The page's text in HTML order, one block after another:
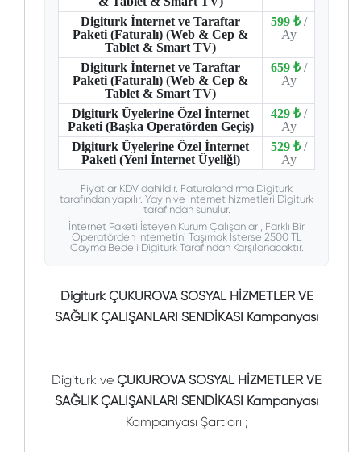
Digiturk İnternet ve Taraftar
Paketi (Faturalı) (Web & Cep &
Tablet & Smart TV)
599 ₺ /
Ay
Digiturk İnternet ve Taraftar
Paketi (Faturalı) (Web & Cep &
Tablet & Smart TV)
659 ₺ /
Ay
Digiturk Üyelerine Özel İnternet
Paketi (Başka Operatörden Geçiş)
429 ₺ /
Ay
Digiturk Üyelerine Özel İnternet
Paketi (Yeni İnternet Üyeliği)
529 ₺ /
Ay
Fiyatlar KDV dahildir. Faturalandırma Digiturk
tarafından yapılır. Yayın ve internet hizmetleri Digiturk
tarafından sunulur.
İnternet Paketi İsteyen Kurum Çalışanları, Farklı Bir
Operatörden İnternetini Taşımak İsterse 2500 TL
Cayma Bedeli Digiturk Tarafından Karşılanacaktır.
Digiturk ÇUKUROVA SOSYAL HİZMETLER VE
SAĞLIK ÇALIŞANLARI SENDİKASI Kampanyası
Digiturk ve ÇUKUROVA SOSYAL HİZMETLER VE
SAĞLIK ÇALIŞANLARI SENDİKASI Kampanyası
Kampanyası Şartları ;